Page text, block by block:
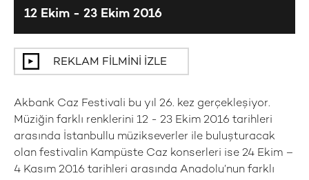
Akbank Caz Festivali bu yıl 26. kez gerçekleşiyor.
Müziğin farklı renklerini 12 - 23 Ekim 2016 tarihleri
arasında İstanbullu müzikseverler ile buluşturacak
olan festivalin Kampüste Caz konserleri ise 24 Ekim –
4 Kasım 2016 tarihleri arasında Anadolu’nun farklı
12 Ekim - 23 Ekim 2016
REKLAM FILMINI İZLE